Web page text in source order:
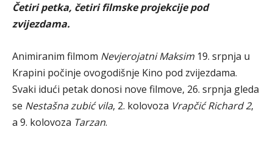
Četiri petka, četiri filmske projekcije pod
zvijezdama.
Animiranim filmom Nevjerojatni Maksim 19. srpnja u
Krapini počinje ovogodišnje Kino pod zvijezdama.
Svaki idući petak donosi nove filmove, 26. srpnja gleda
se Nestašna zubić vila, 2. kolovoza Vrapčić Richard 2,
a 9. kolovoza Tarzan.